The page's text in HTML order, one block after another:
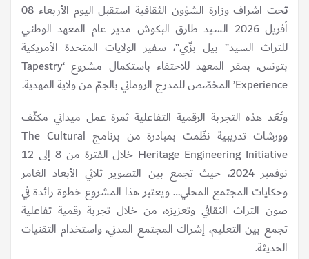
ت
حت اشراف وزارة الشؤون الثقافية استقبل اليوم الأربعاء 08
أفريل 2026 السيد طارق البكوش مدير عام المعهد الوطني
للتراث السيد” بيل بزّي”، سفير الولايات المتحدة الأمريكية
بتونس، بمقر المعهد للاحتفاء باستكمال مشروع ‘Tapestry
Experience’ المخصّص للمدرج الروماني بالجمّ من ولاية المهدية.
وتُعَد هذه التجربة الرقمية التفاعلية ثمرة عمل ميداني مكثّف
وورشات تدريبية نظّمت بمبادرة من برنامج The Cultural
Heritage Engineering Initiative خلال الفترة من 8 إلى 12
نوفمبر 2024، حيث تجمع بين التصوير ثلاثي الأبعاد الغامر
وحكايات المجتمع المحلي… ويعتبر هذا المشروع خطوة رائدة في
صون التراث الثقافي وتعزيزه، من خلال تجربة رقمية تفاعلية
تجمع بين التعليم، إشراك المجتمع المدني، واستخدام التقنيات
الحديثة.